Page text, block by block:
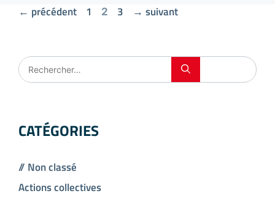
← précédent 1 2 3 → suivant
CATÉGORIES
// Non classé
Actions collectives